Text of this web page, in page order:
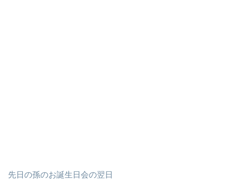
先日の孫のお誕生日会の翌日